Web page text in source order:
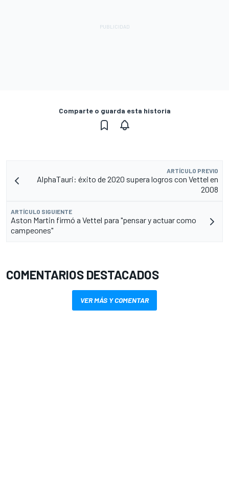
Comparte o guarda esta historia
ARTÍCULO PREVIO
AlphaTauri: éxito de 2020 supera logros con Vettel en
2008
ARTÍCULO SIGUIENTE
Aston Martin firmó a Vettel para "pensar y actuar como
campeones"
COMENTARIOS DESTACADOS
VER MÁS Y COMENTAR